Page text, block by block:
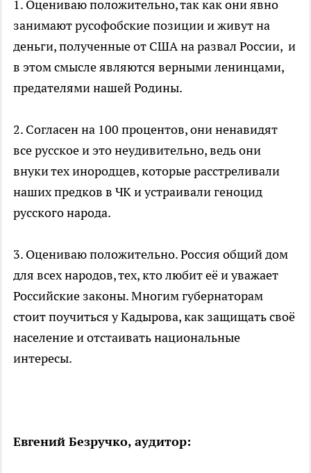
1. Оцениваю положительно, так как они явно
занимают русофобские позиции и живут на
деньги, полученные от США на развал России, и
в этом смысле являются верными ленинцами,
предателями нашей Родины.
2. Согласен на 100 процентов, они ненавидят
все русское и это неудивительно, ведь они
внуки тех инородцев, которые расстреливали
наших предков в ЧК и устраивали геноцид
русского народа.
3. Оцениваю положительно. Россия общий дом
для всех народов, тех, кто любит её и уважает
Российские законы. Многим губернаторам
стоит поучиться у Кадырова, как защищать своё
население и отстаивать национальные
интересы.
Евгений Безручко, аудитор: